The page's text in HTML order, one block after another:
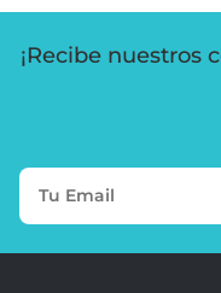
¡Recibe nuestros